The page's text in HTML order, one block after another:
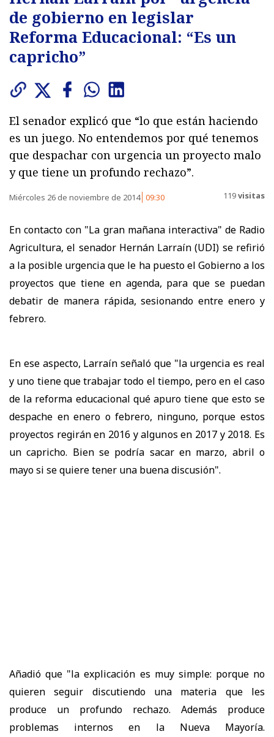
de gobierno en legislar
Reforma Educacional: “Es un
capricho”
El senador explicó que “lo que están haciendo
es un juego. No entendemos por qué tenemos
que despachar con urgencia un proyecto malo
y que tiene un profundo rechazo”.
Miércoles 26 de noviembre de 2014 09:30 119visitas
En contacto con "La gran mañana interactiva" de Radio
Agricultura, el senador Hernán Larraín (UDI) se refirió
a la posible urgencia que le ha puesto el Gobierno a los
proyectos que tiene en agenda, para que se puedan
debatir de manera rápida, sesionando entre enero y
febrero.
En ese aspecto, Larraín señaló que "la urgencia es real
y uno tiene que trabajar todo el tiempo, pero en el caso
de la reforma educacional qué apuro tiene que esto se
despache en enero o febrero, ninguno, porque estos
proyectos regirán en 2016 y algunos en 2017 y 2018. Es
un capricho. Bien se podría sacar en marzo, abril o
mayo si se quiere tener una buena discusión".
Añadió que "la explicación es muy simple: porque no
quieren seguir discutiendo una materia que les
produce un profundo rechazo. Además produce
problemas internos en la Nueva Mayoría.